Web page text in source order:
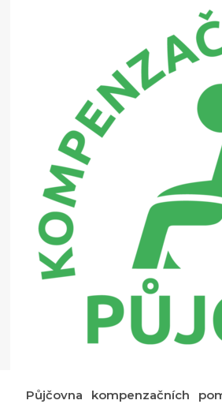
Půjčovna kompenzačních